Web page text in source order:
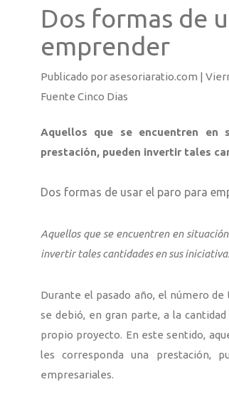
Dos formas de
emprender
Publicado por asesoriaratio.com |
Fuente Cinco Dias
Aquellos que se encuentren en
prestación, pueden invertir tales
Dos formas de usar el paro para
Aquellos que se encuentren en
invertir tales cantidades en sus
Durante el pasado año, el número
se debió, en gran parte, a la
propio proyecto. En este sentido,
les corresponda una prestación,
empresariales.